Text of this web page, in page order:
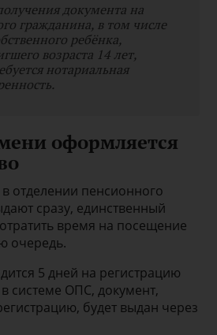
документа на
гражданина, в том числе
ребёнка,
возраста 14 лет,
нотариальная
оформляется
отделении пенсионного
сразу, единственный
время на посещение
очередь.
5 дней на регистрацию
системе ОПС, документ,
будет выдан через